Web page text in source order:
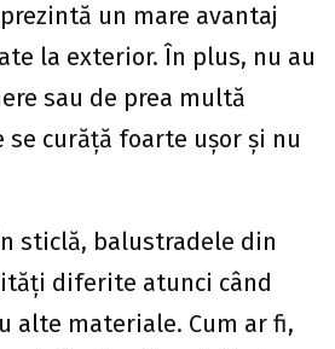
un mare avantaj
la exterior. În plus, nu au
sau de prea multă
se curăță foarte ușor și nu
sticlă, balustradele din
diferite atunci când
alte materiale. Cum ar fi,